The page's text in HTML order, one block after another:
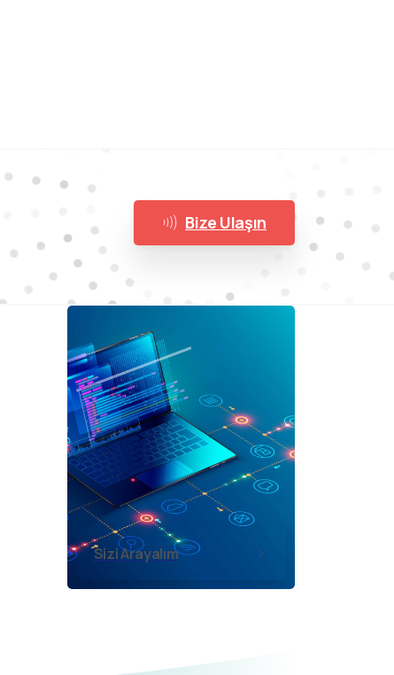
Bize Ulaşın
Sizi Arayalım